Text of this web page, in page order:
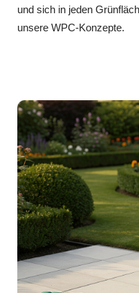
und sich in jeden
unsere WPC‑Konzepte.